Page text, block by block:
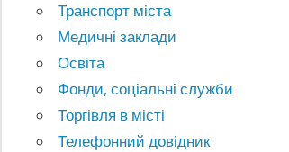
Транспорт міста
Медичні заклади
Освіта
Фонди, соціальні служби
Торгівля в місті
Телефонний довідник